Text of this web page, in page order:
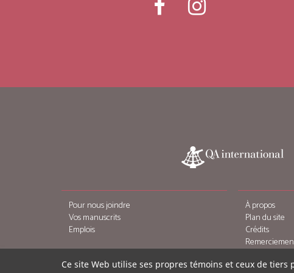
Pour nous joindre
Vos manuscrits
Emplois
À propos
Plan du site
Crédits
Ce site Web utilise ses propres témoins et ceux de